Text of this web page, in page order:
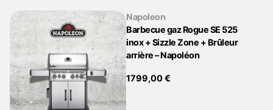
Napoleon
Barbecue gaz Rogue SE 525
inox + Sizzle Zone + Brûleur
arrière – Napoléon
1799,00€